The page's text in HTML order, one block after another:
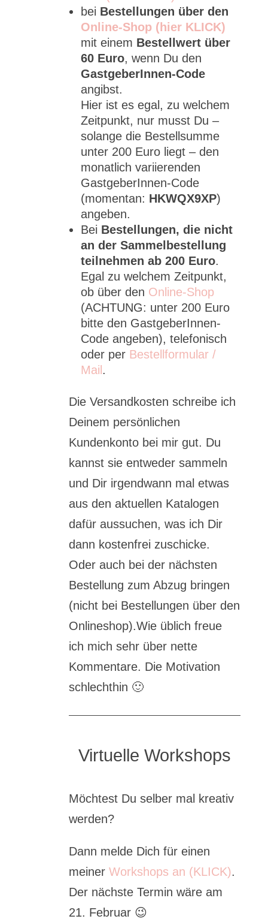
bei Bestellungen über den
Online-Shop (hier KLICK)
mit einem Bestellwert über
60 Euro, wenn Du den
GastgeberInnen-Code
angibst.
Hier ist es egal, zu welchem
Zeitpunkt, nur musst Du –
solange die Bestellsumme
unter 200 Euro liegt – den
monatlich variierenden
GastgeberInnen-Code
(momentan: HKWQX9XP)
angeben.
Bei Bestellungen, die nicht
an der Sammelbestellung
teilnehmen ab 200 Euro.
Egal zu welchem Zeitpunkt,
ob über den Online-Shop
(ACHTUNG: unter 200 Euro
bitte den GastgeberInnen-
Code angeben), telefonisch
oder per Bestellformular /
Mail .
Die Versandkosten schreibe ich
Deinem persönlichen
Kundenkonto bei mir gut. Du
kannst sie entweder sammeln
und Dir irgendwann mal etwas
aus den aktuellen Katalogen
dafür aussuchen, was ich Dir
dann kostenfrei zuschicke.
Oder auch bei der nächsten
Bestellung zum Abzug bringen
(nicht bei Bestellungen über den
Onlineshop).Wie üblich freue
ich mich sehr über nette
Kommentare. Die Motivation
schlechthin 🙂
Virtuelle Workshops
Möchtest Du selber mal kreativ
werden?
Dann melde Dich für einen
meiner Workshops an (KLICK).
Der nächste Termin wäre am
21. Februar 😉